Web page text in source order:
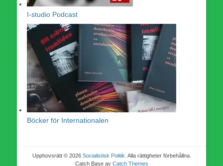
I-studio Podcast
Böcker för Internationalen
Upphovsrätt © 2026 Socialistisk Politik . Alla rättigheter förbehållna.
Catch Base av Catch Themes